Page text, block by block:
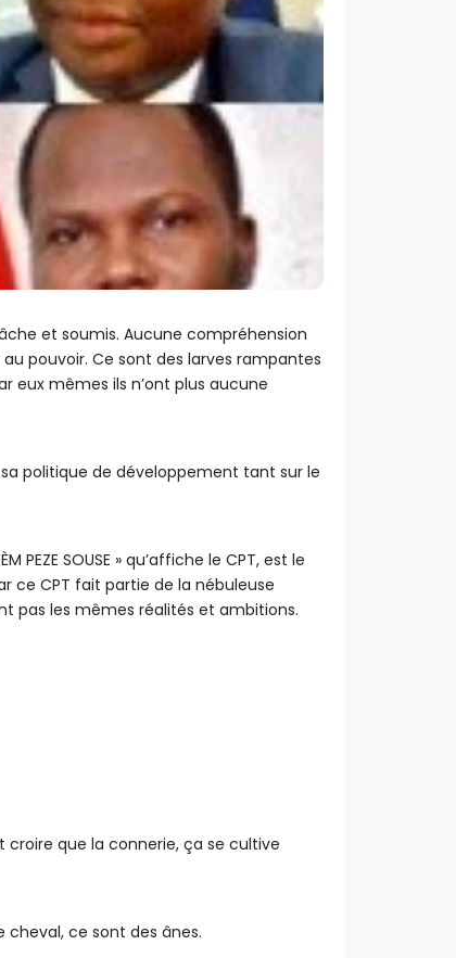
et soumis. Aucune compréhension
pouvoir. Ce sont des larves rampantes
eux mêmes ils n’ont plus aucune
politique de développement tant sur le
SOUSE » qu’affiche le CPT, est le
ce CPT fait partie de la nébuleuse
pas les mêmes réalités et ambitions.
croire que la connerie, ça se cultive
cheval, ce sont des ânes.